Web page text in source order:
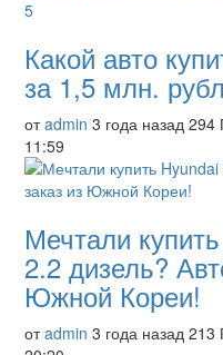
Какой авто
за 1,5 млн.
отadmin 3 года назад 294
11:59
Мечтали
2.2 дизель?
Южной Кореи!
отadmin 3 года назад 213